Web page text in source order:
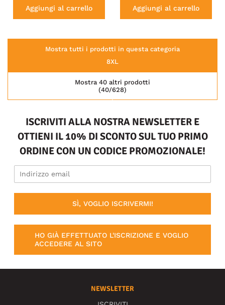
Aggiungi al carrello Aggiungi al carrello
Mostra tutti i prodotti in questa categoria
8XL
(40/628)
Mostra 40 altri prodotti
ISCRIVITI ALLA NOSTRA NEWSLETTER E
OTTIENI IL 10% DI SCONTO SUL TUO PRIMO
ORDINE CON UN CODICE PROMOZIONALE!
SÌ, VOGLIO ISCRIVERMI!
HO GIÀ EFFETTUATO L'ISCRIZIONE E VOGLIO
ACCEDERE AL SITO
NEWSLETTER